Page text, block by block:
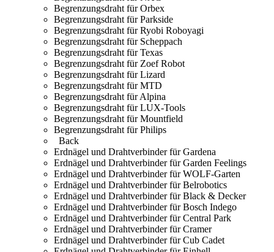
Begrenzungsdraht für Orbex
Begrenzungsdraht für Parkside
Begrenzungsdraht für Ryobi Roboyagi
Begrenzungsdraht für Scheppach
Begrenzungsdraht für Texas
Begrenzungsdraht für Zoef Robot
Begrenzungsdraht für Lizard
Begrenzungsdraht für MTD
Begrenzungsdraht für Alpina
Begrenzungsdraht für LUX-Tools
Begrenzungsdraht für Mountfield
Begrenzungsdraht für Philips
Back
Erdnägel und Drahtverbinder für Gardena
Erdnägel und Drahtverbinder für Garden Feelings
Erdnägel und Drahtverbinder für WOLF-Garten
Erdnägel und Drahtverbinder für Belrobotics
Erdnägel und Drahtverbinder für Black & Decker
Erdnägel und Drahtverbinder für Bosch Indego
Erdnägel und Drahtverbinder für Central Park
Erdnägel und Drahtverbinder für Cramer
Erdnägel und Drahtverbinder für Cub Cadet